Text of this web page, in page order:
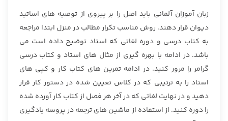
زبان آموزان آلمانی باید اصل را بر پیروی از توصیه های اساتید
دیوان قرار دهند. روش مناسب تکرار مطالب در منزل ابتدا مراجعه
به کتاب درسی و دوره لغاتی که استاد توضیح داده است می
باشد. در ادامه با بهره گیری از مثال های استاد و کتاب درسی
گرامر را مرور کنید. در ادامه تمرین های کتاب کار و کپی های
استاد را به ترتیبی که در کلاس تعیین شده در دستور کار قرار
دهید و در نهایت لغاتی که در آخر هر فصل از کتاب کار آورده شده
را دوره کنید. از استفاده از ماشین های ترجمه در پروسه یادگیری